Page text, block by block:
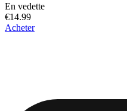
En vedette
€14.99
Acheter